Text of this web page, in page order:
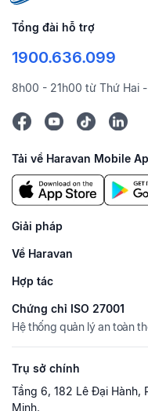
Tổng đài hỗ trợ
1900.636.099
8h00 - 21h00 từ Thứ Hai
Tải về Haravan Mobile
Giải pháp
Về Haravan
Hợp tác
Chứng chỉ ISO 27001
Hệ thống quản lý an toàn
Trụ sở chính
Tầng 6, 182 Lê Đại Hành,
Minh.